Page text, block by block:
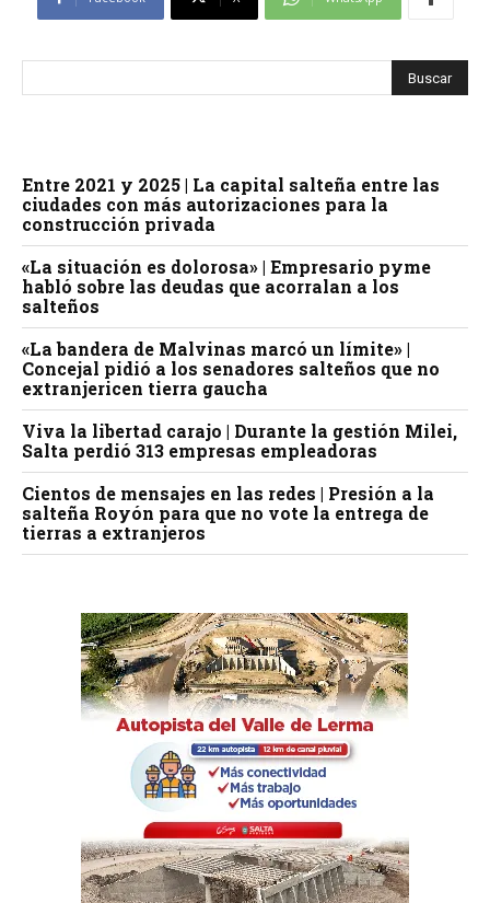
Entre 2021 y 2025 | La capital salteña entre las
ciudades con más autorizaciones para la
construcción privada
«La situación es dolorosa» | Empresario pyme
habló sobre las deudas que acorralan a los
salteños
«La bandera de Malvinas marcó un límite» |
Concejal pidió a los senadores salteños que no
extranjericen tierra gaucha
Viva la libertad carajo | Durante la gestión Milei,
Salta perdió 313 empresas empleadoras
Cientos de mensajes en las redes | Presión a la
salteña Royón para que no vote la entrega de
tierras a extranjeros